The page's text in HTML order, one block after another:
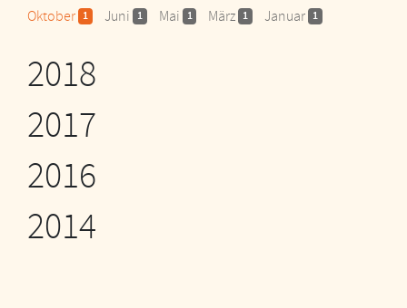
Oktober 1 Juni 1 Mai 1 März 1 Januar 1
2018
2017
2016
2014